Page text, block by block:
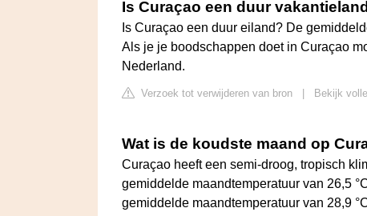
Is Curaçao een duur
Is Curaçao een duur eiland? De
Als je je boodschappen doet in Curaçao
Nederland.
Verzoek tot verwijderen van bron Bekijk
Wat is de koudste maand op
Curaçao heeft een semi-droog, tropisch
gemiddelde maandtemperatuur van 26,5
gemiddelde maandtemperatuur van 28,9